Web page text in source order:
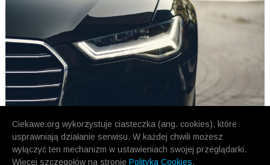
Ciekawe.org wykorzystuje ciasteczka (ang. cookies), które
usprawniają działanie serwisu. W każdej chwili możesz
wyłączyć ten mechanizm w ustawieniach swojej przeglądarki.
Więcej szczegołów na stronie Polityka Cookies.